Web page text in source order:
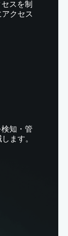
スを制
クセス
知・管
ます。